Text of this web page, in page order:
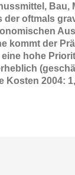
Bau,
der oftmals
kommt der
hohe
Kosten 2004: